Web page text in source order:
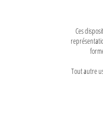
Ces
Tout autre